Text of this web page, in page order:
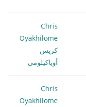
Chris
Oyakhilome
كريس
أوياكيلومي
Chris
Oyakhilome